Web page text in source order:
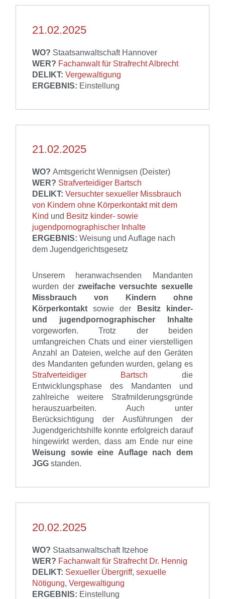
21.02.2025
WO? Staatsanwaltschaft Hannover
WER? Fachanwalt für Strafrecht Albrecht
DELIKT:Vergewaltigung
ERGEBNIS: Einstellung
21.02.2025
WO?Amtsgericht Wennigsen (Deister)
WER? Strafverteidiger Bartsch
DELIKT:Versuchter sexueller Missbrauch
von Kindern ohne Körperkontakt mit dem
Kind und Besitz kinder- sowie
jugendpornographischer Inhalte
ERGEBNIS:Weisung und Auflage nach
dem Jugendgerichtsgesetz
Unserem heranwachsenden Mandanten
wurden der zweifache versuchte sexuelle
Missbrauch von Kindern ohne
Körperkontakt sowie der
Besitz kinder-
und jugendpornographischer Inhalte
vorgeworfen. Trotz der beiden
umfangreichen Chats und einer vierstelligen
Anzahl an Dateien, welche auf den Geräten
des Mandanten gefunden wurden, gelang es
Strafverteidiger Bartsch die
Entwicklungsphase des Mandanten und
zahlreiche weitere Strafmilderungsgründe
herauszuarbeiten. Auch unter
Berücksichtigung der Ausführungen der
Jugendgerichtshilfe konnte erfolgreich darauf
hingewirkt werden, dass am Ende nur eine
Weisung sowie eine Auflage nach dem
JGG standen.
20.02.2025
WO? Staatsanwaltschaft Itzehoe
WER? Fachanwalt für Strafrecht Dr. Hennig
DELIKT: Sexueller Übergriff,sexuelle
Nötigung,Vergewaltigung
ERGEBNIS: Einstellung